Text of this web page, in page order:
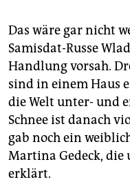
Das wäre gar nicht
Samisdat-Russe
Handlung vorsah.
sind in einem Haus
die Welt unter- und
Schnee ist danach
gab noch ein
Martina Gedeck, die
erklärt.